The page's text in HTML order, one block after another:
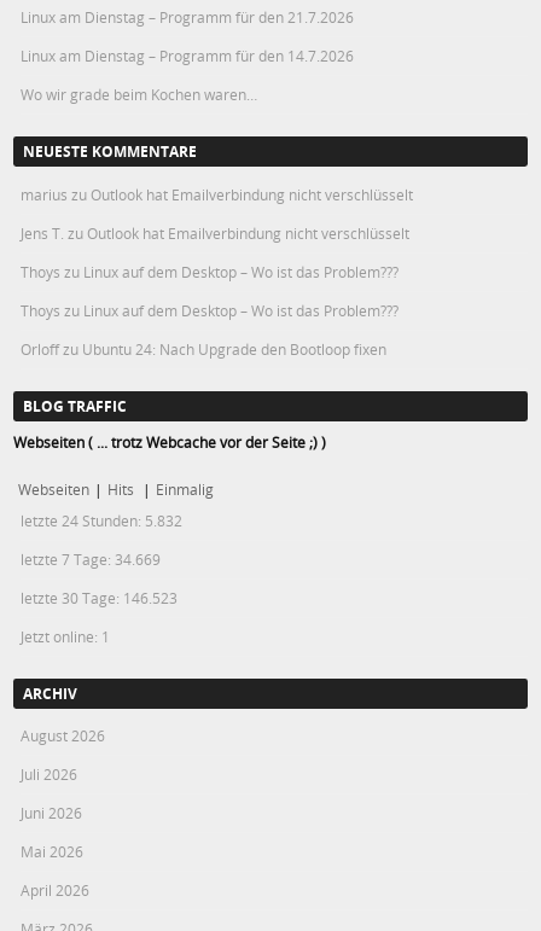
Linux am Dienstag – Programm für den 21.7.2026
Linux am Dienstag – Programm für den 14.7.2026
Wo wir grade beim Kochen waren…
NEUESTE KOMMENTARE
marius zu Outlook hat Emailverbindung nicht verschlüsselt
Jens T. zu Outlook hat Emailverbindung nicht verschlüsselt
Thoys zu Linux auf dem Desktop – Wo ist das Problem???
Thoys zu Linux auf dem Desktop – Wo ist das Problem???
Orloffzu Ubuntu 24: Nach Upgrade den Bootloop fixen
BLOG TRAFFIC
Webseiten ( ... trotz Webcache vor der Seite ;) )
Webseiten | Hits | Einmalig
letzte 24 Stunden: 5.832
letzte 7 Tage: 34.669
letzte 30 Tage: 146.523
Jetzt online: 1
ARCHIV
August 2026
Juli 2026
Juni 2026
Mai 2026
April 2026